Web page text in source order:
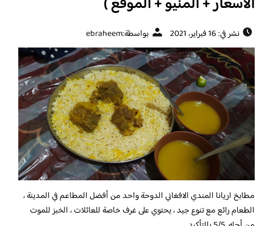
نشر في: 16 فبراير، 2021 بواسطة:ebraheem
مطابخ اريانا المندي الافغاني الدوحة واحد من أفضل المطاعم في المدينة ،
الطعام رائع مع تنوع جيد ، يحتوي على غرف خاصة للعائلات ، الخبز للموت